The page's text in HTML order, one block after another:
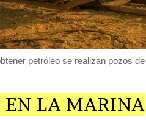
petróleo se realizan pozos
EN LA MARINA